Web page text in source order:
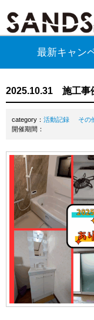
最新キャン
2025.10.31 施工事
category： 活動記録
その
開催期間：